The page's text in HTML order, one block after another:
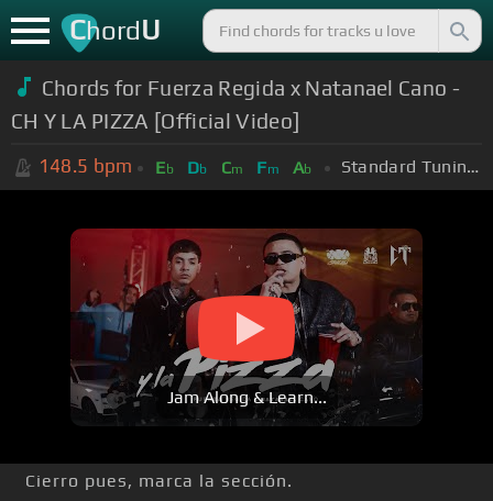
ChordU
Chords for Fuerza Regida x Natanael Cano -
CH Y LA PIZZA [Official Video]
148.5 bpm Eb Db Cm Fm Ab Standard Tuning (EADGBE)
Jam Along & Learn...
Cierro pues, marca la sección.